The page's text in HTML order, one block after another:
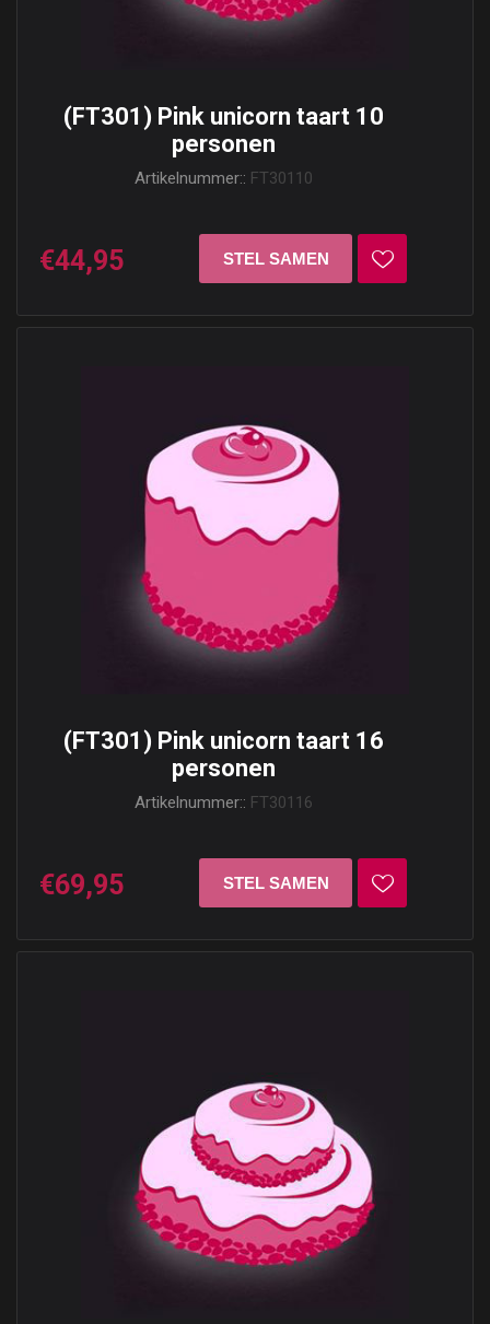
(FT301) Pink unicorn taart 10
personen
Artikelnummer:: FT30110
€44,95
(FT301) Pink unicorn taart 16
personen
Artikelnummer:: FT30116
€69,95